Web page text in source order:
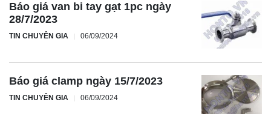
Báo giá van bi tay gạt 1pc ngày
28/7/2023
TIN CHUYÊN GIA 06/09/2024
Báo giá clamp ngày 15/7/2023
TIN CHUYÊN GIA 06/09/2024